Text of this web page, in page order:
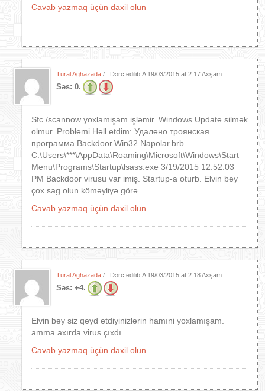
Cavab yazmaq üçün daxil olun
Tural Aghazada / . Dərc edilib:A 19/03/2015 at 2:17 Axşam
Səs: 0.
Sfc /scannow yoxlamişam işləmir. Windows Update silmək
olmur. Problemi Həll etdim: Удалено троянская
программа Backdoor.Win32.Napolar.brb
C:\Users\***\AppData\Roaming\Microsoft\Windows\Start
Menu\Programs\Startup\lsass.exe 3/19/2015 12:52:03
PM Backdoor virusu var imiş. Startup-a oturb. Elvin bey
çox sag olun köməyliyə görə.
Cavab yazmaq üçün daxil olun
Tural Aghazada / . Dərc edilib:A 19/03/2015 at 2:18 Axşam
Səs: +4.
Elvin bəy siz qeyd etdiyinizlərin hamıni yoxlamışam.
amma axırda virus çıxdı.
Cavab yazmaq üçün daxil olun